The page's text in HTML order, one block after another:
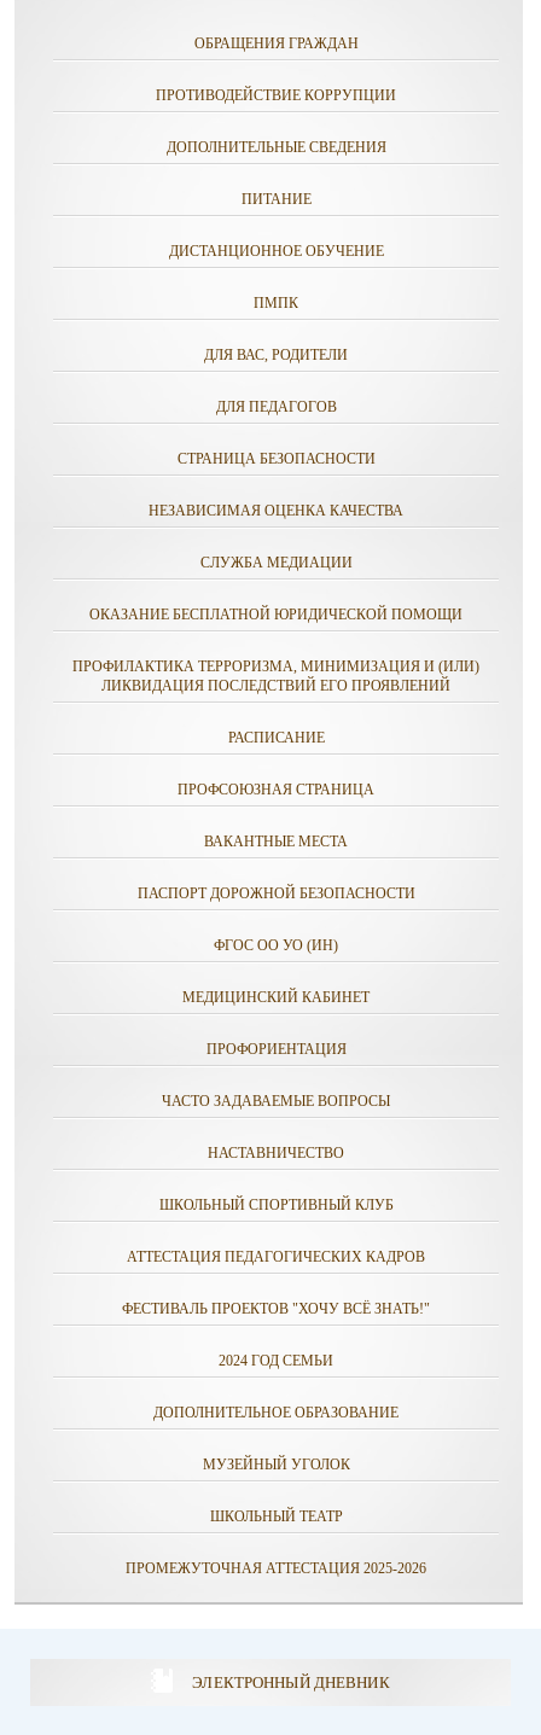
ОБРАЩЕНИЯ ГРАЖДАН
ПРОТИВОДЕЙСТВИЕ КОРРУПЦИИ
ДОПОЛНИТЕЛЬНЫЕ СВЕДЕНИЯ
ПИТАНИЕ
ДИСТАНЦИОННОЕ ОБУЧЕНИЕ
ПМПК
ДЛЯ ВАС, РОДИТЕЛИ
ДЛЯ ПЕДАГОГОВ
СТРАНИЦА БЕЗОПАСНОСТИ
НЕЗАВИСИМАЯ ОЦЕНКА КАЧЕСТВА
СЛУЖБА МЕДИАЦИИ
ОКАЗАНИЕ БЕСПЛАТНОЙ ЮРИДИЧЕСКОЙ ПОМОЩИ
ПРОФИЛАКТИКА ТЕРРОРИЗМА, МИНИМИЗАЦИЯ И (ИЛИ)
ЛИКВИДАЦИЯ ПОСЛЕДСТВИЙ ЕГО ПРОЯВЛЕНИЙ
РАСПИСАНИЕ
ПРОФСОЮЗНАЯ СТРАНИЦА
ВАКАНТНЫЕ МЕСТА
ПАСПОРТ ДОРОЖНОЙ БЕЗОПАСНОСТИ
ФГОС ОО УО (ИН)
МЕДИЦИНСКИЙ КАБИНЕТ
ПРОФОРИЕНТАЦИЯ
ЧАСТО ЗАДАВАЕМЫЕ ВОПРОСЫ
НАСТАВНИЧЕСТВО
ШКОЛЬНЫЙ СПОРТИВНЫЙ КЛУБ
АТТЕСТАЦИЯ ПЕДАГОГИЧЕСКИХ КАДРОВ
ФЕСТИВАЛЬ ПРОЕКТОВ "ХОЧУ ВСЁ ЗНАТЬ!"
2024 ГОД СЕМЬИ
ДОПОЛНИТЕЛЬНОЕ ОБРАЗОВАНИЕ
МУЗЕЙНЫЙ УГОЛОК
ШКОЛЬНЫЙ ТЕАТР
ПРОМЕЖУТОЧНАЯ АТТЕСТАЦИЯ 2025-2026
ЭЛЕКТРОННЫЙ ДНЕВНИК